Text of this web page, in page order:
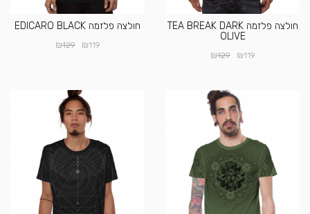
חולצה פלזמה TEA BREAK DARK
OLIVE
₪119
₪129
חולצה פלזמה EDICARO BLACK
₪119
₪129